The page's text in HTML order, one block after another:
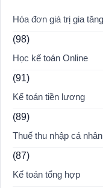
Hóa đơn giá trị gia tăng
(98)
Học kế toán Online
(91)
Kế toán tiền lương
(89)
Thuế thu nhập cá nhân
(87)
Kế toán tổng hợp